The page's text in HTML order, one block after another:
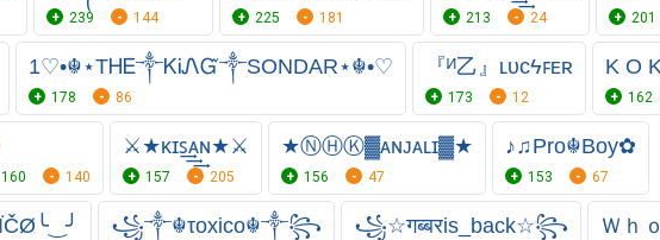
239 144 225 181 213 24 201
1♡•☬⋆ТᎻᎬ༒ᏦᎥᏁᏳ༒SONDAR⋆☬•♡
178 86
『ᴻ乙』ʟᴜᴄϟꜰᴇʀ
173 12
K O
162
160 140
⚔★ᴋɪꜱ͢͢͢ᴀɴ★⚔
157 205
★ⓃⒽⓀ▓ᴀɴᴊᴀʟɪ▓★
156 47
♪♫Pro☬Boy✿
153 67
꧁༒☬τoxico☬༒꧂ ꧁☆गब्बरis_back☆꧂ Ｗｈ